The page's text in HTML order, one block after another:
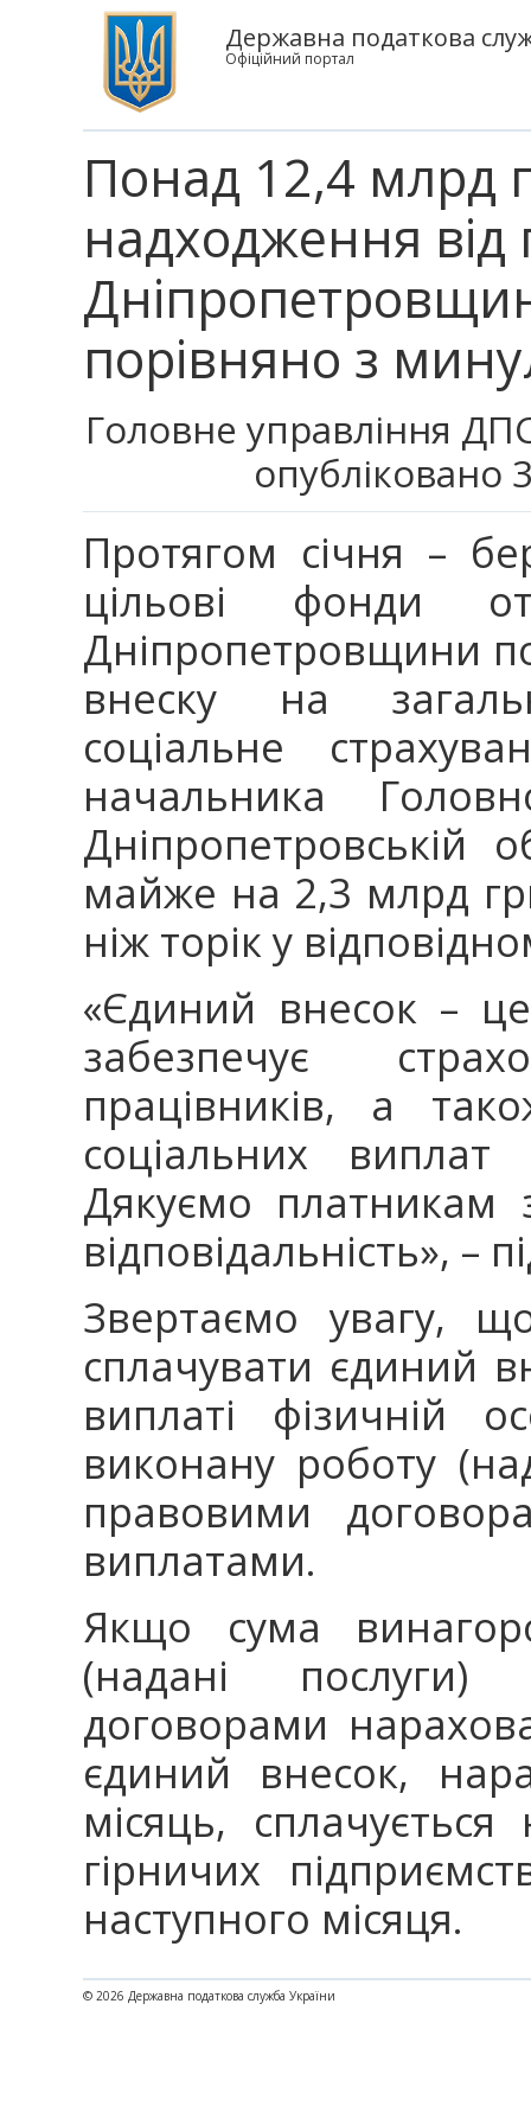
Державна податкова
Офіційний портал
Понад 12,4 млрд
надходження від
порівняно з
Головне управління
опубліковано
Протягом січня –
цільові фонди
Дніпропетровщини
внеску на
соціальне
начальника
Дніпропетровській
майже на 2,3 млрд
ніж торік у
«Єдиний внесок –
забезпечує
працівників, а
соціальних
Дякуємо платникам
відповідальність», –
Звертаємо увагу,
сплачувати єдиний
виплаті фізичній
виконану роботу
правовими
виплатами.
Якщо сума
(надані послуги)
договорами
єдиний внесок,
місяць,
гірничих
наступного місяця.
© 2026 Державна податкова служба України